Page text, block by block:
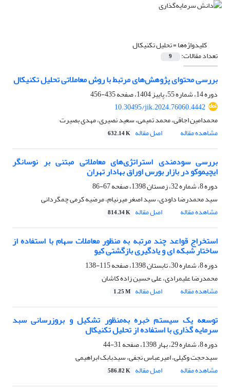
کلیدواژه‌ها =تحلیل تکنیکال
تعداد مقالات: 9
بررسی محتوای پژوهش‌های مرتبط با روش معاملاتی تحلیل تکنیکال
دوره 14، شماره 55، پاییز 1404، صفحه
435-456
10.30495/jik.2024.76060.4442
محمدامین اجاقی، محمد تمیمی، سعید نصیری، مهدی بصیرت
مشاهده مقاله
اصل مقاله 632.14 K
بررسی سودمندی استراتژی‌های معاملاتی مبتنی بر نوسانگر
ایچیموکو در بازار بورس اوراق بهادار تهران
دوره 8، شماره 32، زمستان 1398، صفحه
67-86
سید محمدرضا داودی، سید اصغر میرنیام، مرضیه کرمی چمگردانی
مشاهده مقاله
اصل مقاله 814.34 K
استخراج قواعد چند مرتبه به منظور معاملات سهام با استفاده از
ساختار شبکه ای و یادگیری بازگشتی کیو
دوره 8، شماره 30، تابستان 1398، صفحه
115-138
محمدرضا علیمرادی، علی حسین زاده کاشان
مشاهده مقاله
اصل مقاله 1.25 M
توسعه یک سیستم خبره به‌منظور تشکیل و بروزرسانی سبد
سرمایه گذاری با استفاده از تحلیل تکنیکال
دوره 8، شماره 29، بهار 1398، صفحه
31-44
سیدحجت وکیلی، امیرعباس نجفی، سیدبابک ابراهیمی
مشاهده مقاله
اصل مقاله 586.82 K